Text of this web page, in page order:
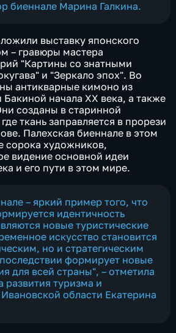
биеннале Марина Галкина.
выставку японского
– гравюры мастера
"Картины со знатными
и "Зеркало эпох". Во
антикварные кимоно из
Бакиной начала XX века, а также
созданы в старинной
ткань заправляется в прорези
Палехская биеннале в этом
сорока художников,
видение основной идеи
и его пути в этом мире.
– яркий пример того, что
идентичность
новые туристические
искусство становится
но и стратегическим
формирует новые
для всей страны", – отметила
развития туризма и
области Екатерина